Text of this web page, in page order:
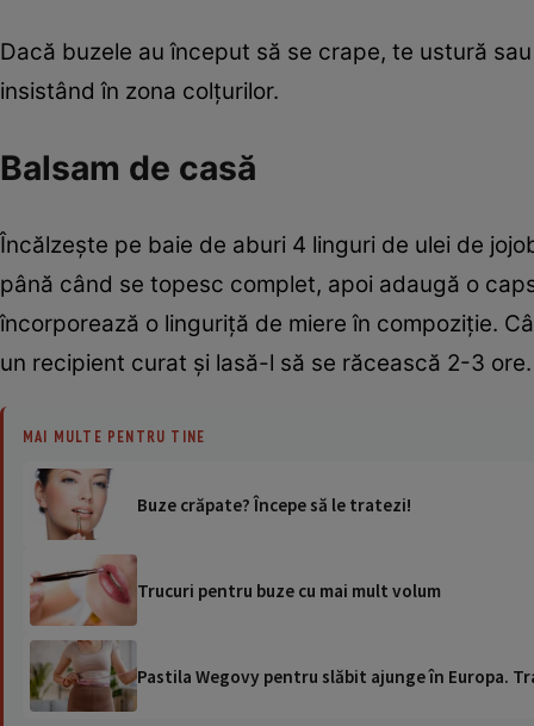
Dacă buzele au început să se crape, te ustură
insistând în zona colţurilor.
Balsam de casă
Încălzeşte pe baie de aburi 4 linguri de ulei de
până când se topesc complet, apoi adaugă o
încorporează o linguriţă de miere în compoziţie.
un recipient curat şi lasă-l să se răcească 2-3 ore.
MAI MULTE PENTRU TINE
Buze crăpate? Începe să le tratezi!
Trucuri pentru buze cu mai mult volum
Pastila Wegovy pentru slăbit ajunge în Europa.